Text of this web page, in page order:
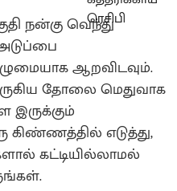
நன்கு வெந்து
ஆறவிடவும்.
தோலை மெதுவாக
இருக்கும்
கிண்ணத்தில் எடுத்து,
கட்டியில்லாமல்